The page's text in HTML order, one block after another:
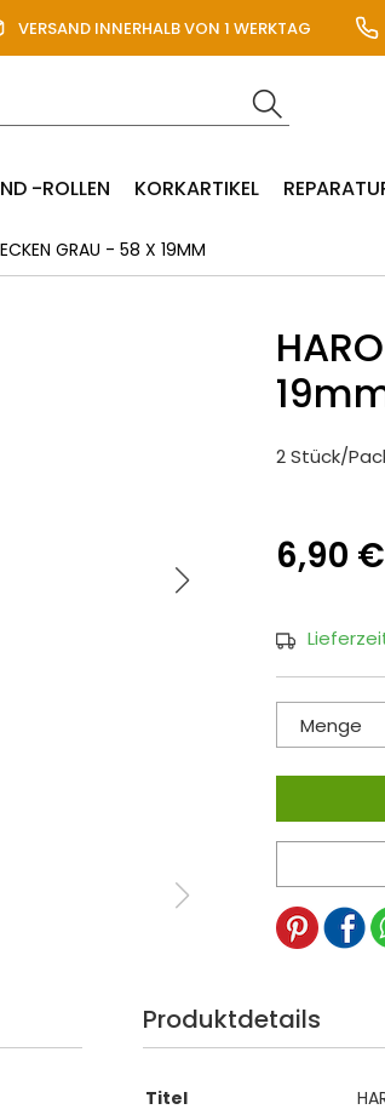
VERSAND INNERHALB VON 1 WERKTAG
-ROLLEN KORKARTIKEL
GRAU - 58 X 19MM
2 Stück/
6,90 €
Menge
Produktdetails
Titel